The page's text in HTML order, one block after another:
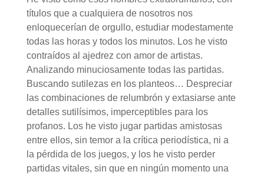
títulos que a cualquiera de nosotros nos
enloquecerían de orgullo, estudiar modestamente
todas las horas y todos los minutos. Los he visto
contraídos al ajedrez con amor de artistas.
Analizando minuciosamente todas las partidas.
Buscando sutilezas en los planteos… Despreciar
las combinaciones de relumbrón y extasiarse ante
detalles sutilísimos, imperceptibles para los
profanos. Los he visto jugar partidas amistosas
entre ellos, sin temor a la crítica periodística, ni a
la pérdida de los juegos, y los he visto perder
partidas vitales, sin que en ningún momento una